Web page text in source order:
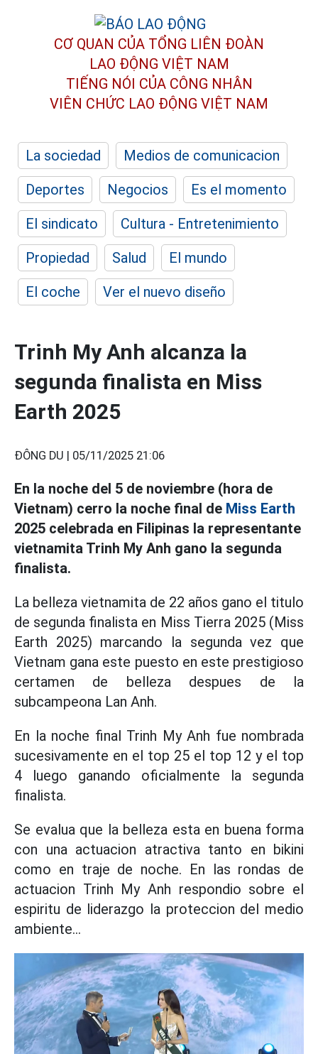
CƠ QUAN CỦA TỔNG LIÊN ĐOÀN
LAO ĐỘNG VIỆT NAM
TIẾNG NÓI CỦA CÔNG NHÂN
VIÊN CHỨC LAO ĐỘNG VIỆT NAM
La sociedad
Medios de comunicacion
Deportes
Negocios
Es el momento
El sindicato
Cultura - Entretenimiento
Propiedad
Salud
El mundo
El coche
Ver el nuevo diseño
Trinh My Anh alcanza la
segunda finalista en Miss
Earth 2025
ĐÔNG DU | 05/11/2025 21:06
En la noche del 5 de noviembre (hora de
Vietnam) cerro la noche final de Miss Earth
2025 celebrada en Filipinas la representante
vietnamita Trinh My Anh gano la segunda
finalista.
La belleza vietnamita de 22 años gano el titulo
de segunda finalista en Miss Tierra 2025 (Miss
Earth 2025) marcando la segunda vez que
Vietnam gana este puesto en este prestigioso
certamen de belleza despues de la
subcampeona Lan Anh.
En la noche final Trinh My Anh fue nombrada
sucesivamente en el top 25 el top 12 y el top
4 luego ganando oficialmente la segunda
finalista.
Se evalua que la belleza esta en buena forma
con una actuacion atractiva tanto en bikini
como en traje de noche. En las rondas de
actuacion Trinh My Anh respondio sobre el
espiritu de liderazgo la proteccion del medio
ambiente...